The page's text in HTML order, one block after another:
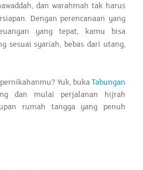
dan warahmah tak harus
Dengan perencanaan yang
yang tepat, kamu bisa
sesuai syariah, bebas dari utang,
Yuk, bukaTabungan
dan mulai perjalanan hijrah
rumah tangga yang penuh